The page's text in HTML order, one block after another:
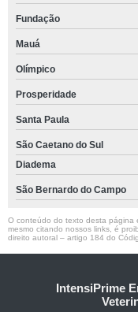
Fundação
Mauá
Olímpico
Prosperidade
Santa Paula
São Caetano do Sul
Diadema
São Bernardo do Campo
O conteúdo do texto desta página
mesmo citando nossos links, é
direito autoral – artigo 184 do
IntensiPrime